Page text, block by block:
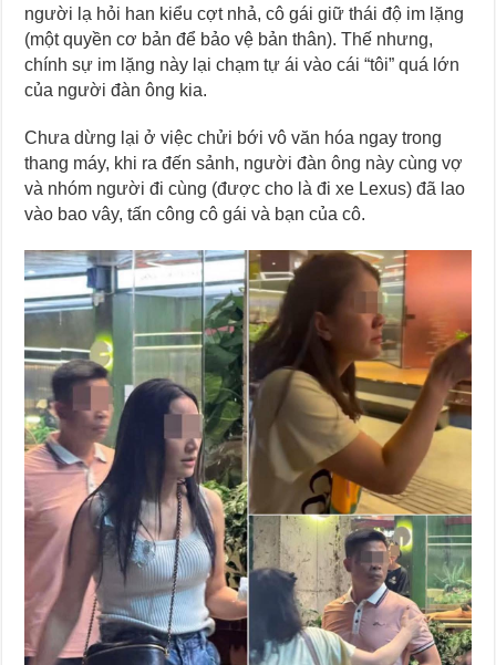
người lạ hỏi han kiểu cợt nhả, cô gái giữ thái độ im lặng
(một quyền cơ bản để bảo vệ bản thân). Thế nhưng,
chính sự im lặng này lại chạm tự ái vào cái “tôi” quá lớn
của người đàn ông kia.
Chưa dừng lại ở việc chửi bới vô văn hóa ngay trong
thang máy, khi ra đến sảnh, người đàn ông này cùng vợ
và nhóm người đi cùng (được cho là đi xe Lexus) đã lao
vào bao vây, tấn công cô gái và bạn của cô.